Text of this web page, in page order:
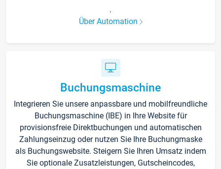
.
Über Automation
Buchungsmaschine
Integrieren Sie unsere anpassbare und mobilfreundliche
Buchungsmaschine (IBE) in Ihre Website für
provisionsfreie Direktbuchungen und automatischen
Zahlungseinzug oder nutzen Sie Ihre Buchungmaske
als Buchungswebsite. Steigern Sie Ihren Umsatz indem
Sie optionale Zusatzleistungen, Gutscheincodes,